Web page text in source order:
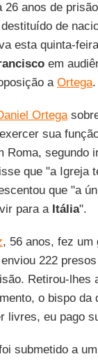
26 anos de
de
esta quinta-
em
a Ortega.
Ortega
sua
Roma, segundo
que "a Igreja
que "a
para a Itália".
, 56 anos, fez um
222
Retirou-lhes
o bispo da
livres, eu pago
submetido a